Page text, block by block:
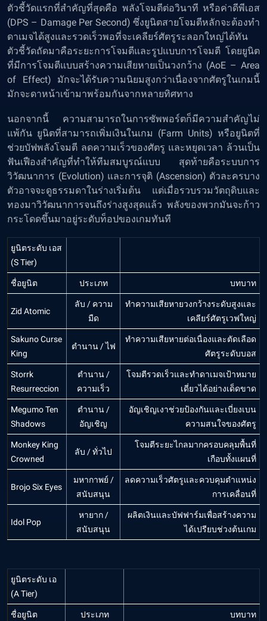
ตัวชี้วัดแรกที่สำคัญที่สุดคือ พลังโจมตีต่อวินาที หรือค่าดีพีเอส
(DPS – Damage Per Second) ซึ่งยูนิตสายโจมตีหลักจะต้องทำ
ดาเมจได้สูงและรวดเร็วพอที่จะเคลียร์ศัตรูระลอกใหญ่ได้ทัน
ตัวชี้วัดถัดมาคือระยะการโจมตีและรูปแบบการโจมตี โดยยูนิต
ที่มีการโจมตีแบบสร้างความเสียหายเป็นวงกว้าง (AoE – Area
of Effect) มักจะได้รับความนิยมสูงกว่าเนื่องจากศัตรูในเกมนี้
มักจะดาหน้าเข้ามาพร้อมกันจากหลายทิศทาง
นอกจากนี้ ความสามารถในการซัพพอร์ตก็มีความสำคัญไม่
แพ้กัน ยูนิตที่สามารถเพิ่มเงินในเกม (Farm Units) หรือยูนิตที่
ช่วยบัฟพลังโจมตี ลดความเร็วของศัตรู และหยุดเวลา ล้วนเป็น
ฟันเฟืองสำคัญที่ทำให้ทีมสมบูรณ์แบบ สุดท้ายคือระบบการ
วิวัฒนาการ (Evolution) และการจุติ (Ascension) ตัวละครบาง
ตัวอาจจะดูธรรมดาในร่างเริ่มต้น แต่เมื่อรวบรวมวัตถุดิบและ
ทองมาวิวัฒนาการจนถึงร่างสูงสุดแล้ว พลังของพวกมันจะก้าว
กระโดดขึ้นมาอยู่ระดับท็อปของเกมทันที
ยูนิตระดับ เอส
(S Tier)
ชื่อยูนิต ประเภท บทบาท
Zid Atomic
ลับ / ความ
มืด
ทำความเสียหายวงกว้างระดับสูงและ
เคลียร์ศัตรูเวฟใหญ่
Sakuno Curse
King
ตำนาน / ไฟ
ทำความเสียหายต่อเนื่องและตัดเลือด
ศัตรูระดับบอส
Storrk
Resurreccion
ตำนาน /
ความเร็ว
โจมตีรวดเร็วและทำดาเมจเป้าหมาย
เดี่ยวได้อย่างเด็ดขาด
Megumo Ten
Shadows
ตำนาน /
อัญเชิญ
อัญเชิญเงาช่วยป้องกันและเบี่ยงเบน
ความสนใจของศัตรู
Monkey King
Crowned
ลับ / ทั่วไป
โจมตีระยะไกลมากครอบคลุมพื้นที่
เกือบทั้งแผนที่
Brojo Six Eyes
มหากาพย์ /
สนับสนุน
ลดความเร็วศัตรูและควบคุมตำแหน่ง
การเคลื่อนที่
Idol Pop
หายาก /
สนับสนุน
ผลิตเงินและบัฟฟาร์มเพื่อสร้างความ
ได้เปรียบช่วงต้นเกม
ยูนิตระดับ เอ
(A Tier)
ชื่อยูนิต ประเภท บทบาท